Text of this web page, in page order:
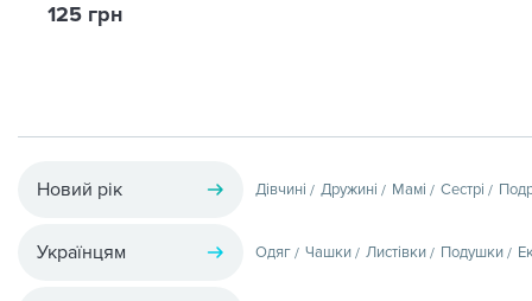
125 грн
Новий рік Дівчині Дружині Мамі Сестрі
Українцям Одяг Чашки Листівки Подушки